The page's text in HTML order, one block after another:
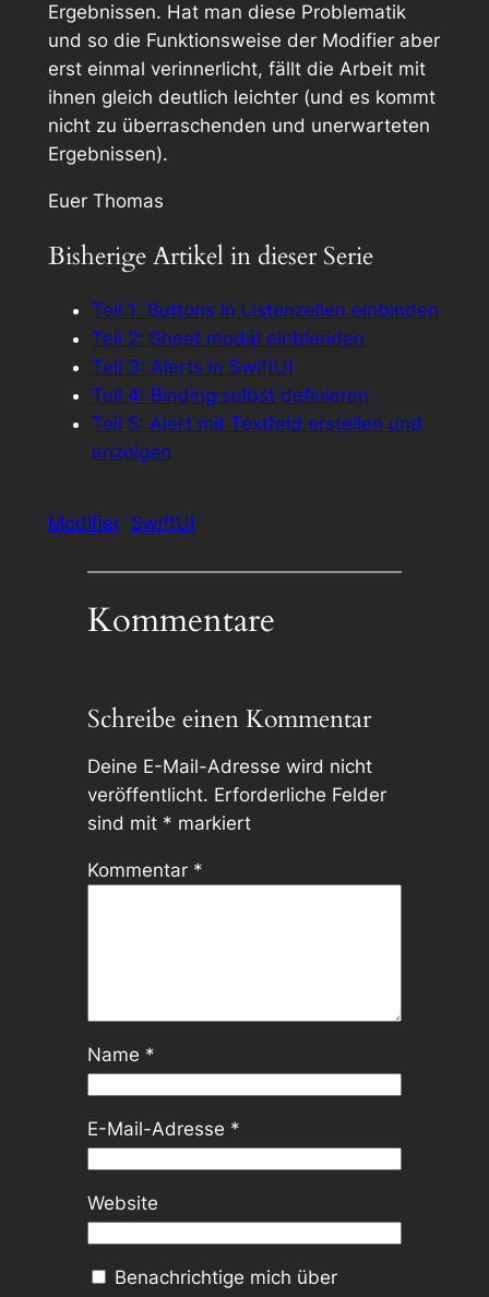
Ergebnissen. Hat man diese Problematik
und so die Funktionsweise der Modifier aber
erst einmal verinnerlicht, fällt die Arbeit mit
ihnen gleich deutlich leichter (und es kommt
nicht zu überraschenden und unerwarteten
Ergebnissen).
Euer Thomas
Bisherige Artikel in dieser Serie
Teil 1: Buttons in Listenzellen einbinden
Teil 2: Sheet modal einblenden
Teil 3: Alerts in SwiftUI
Teil 4: Binding selbst definieren
Teil 5: Alert mit Textfeld erstellen und
anzeigen
Modifier SwiftUI
Kommentare
Schreibe einen Kommentar
Deine E-Mail-Adresse wird nicht
veröffentlicht. Erforderliche Felder
sind mit * markiert
Kommentar *
Name *
E-Mail-Adresse *
Website
Benachrichtige mich über